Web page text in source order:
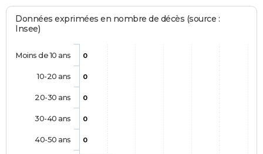
Données exprimées en nombre de décès (source :
Insee)
0
0
0
0
0
Moins de 10 ans
10-20 ans
20-30 ans
30-40 ans
40-50 ans